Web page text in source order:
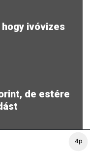
4p
ivóvizes
de estére